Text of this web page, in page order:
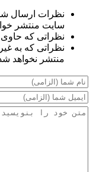
نظرات ارسال
سایت منتشر
نظراتی که حاوی
نظراتی که به
منتشر نخواهد